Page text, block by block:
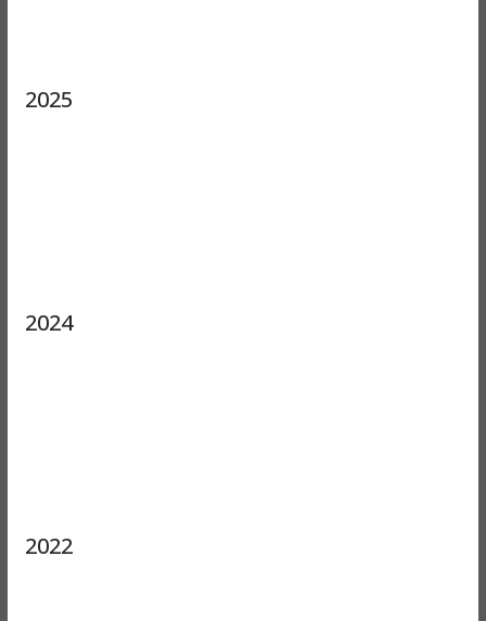
2025
2024
2022